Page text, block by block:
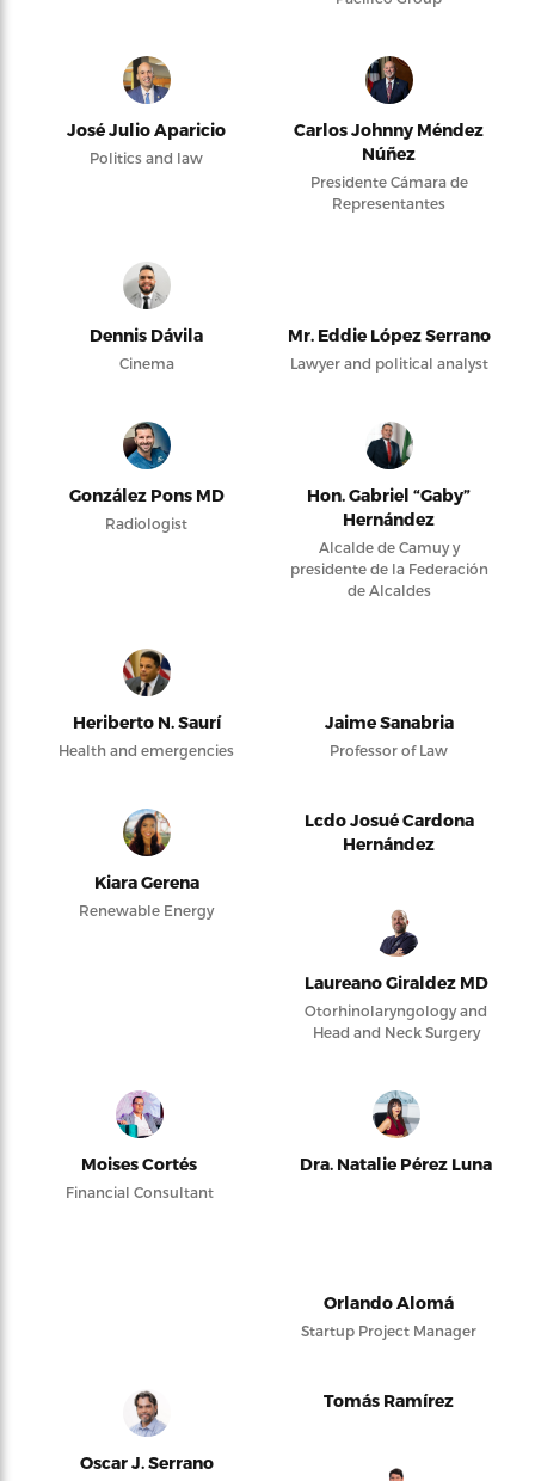
José Julio Aparicio
Politics and law
Carlos Johnny Méndez
Núñez
Presidente Cámara de
Representantes
Dennis Dávila
Cinema
Mr. Eddie López Serrano
Lawyer and political analyst
González Pons MD
Radiologist
Hon. Gabriel “Gaby”
Hernández
Alcalde de Camuy y
presidente de la Federación
de Alcaldes
Heriberto N. Saurí
Health and emergencies
Jaime Sanabria
Professor of Law
Kiara Gerena
Renewable Energy
Lcdo Josué Cardona
Hernández
Laureano Giraldez MD
Otorhinolaryngology and
Head and Neck Surgery
Moises Cortés
Financial Consultant
Dra. Natalie Pérez Luna
Orlando Alomá
Startup Project Manager
Oscar J. Serrano
Tomás Ramírez